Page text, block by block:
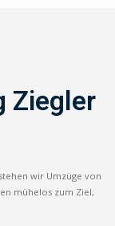
Ziegler
wir Umzüge von
mühelos zum Ziel,